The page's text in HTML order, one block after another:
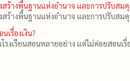
ร้างพื้นฐานแห่งอำนาจ และการปรับสม
ร้างพื้นฐานแห่งอำนาจ และการปรับสม
เรื่องเงิน?
งเรียนสอนหลายอย่าง แต่ไม่ค่อยสอนเรื่อ